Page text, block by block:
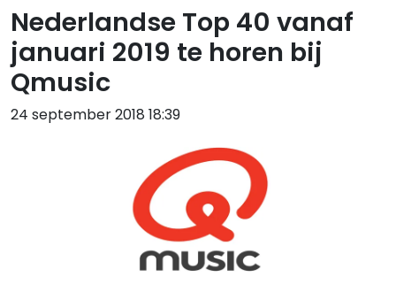
Nederlandse Top 40 vanaf
januari 2019 te horen bij
Qmusic
24 september 2018 18:39